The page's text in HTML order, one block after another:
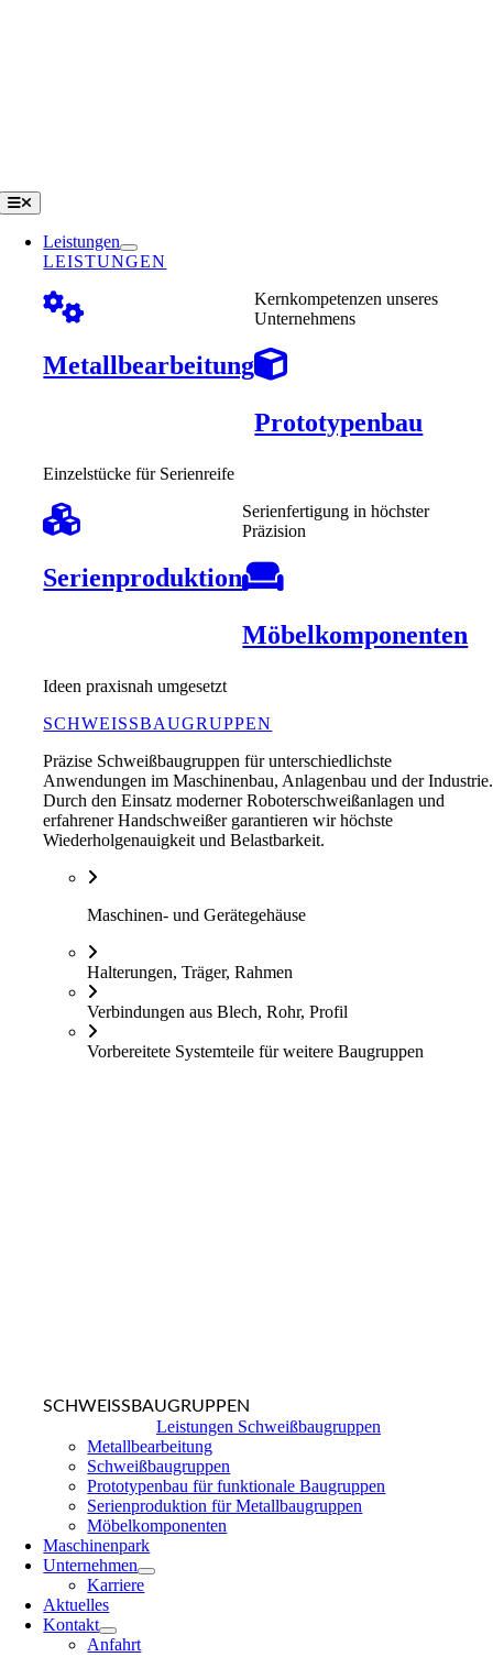
Toggle
Navigation
Leistungen
LEISTUNGEN
Metallbearbeitung
Kernkompetenzen unseres
Unternehmens
Prototypenbau
Einzelstücke für Serienreife
Serienproduktion
Serienfertigung in höchster
Präzision
Möbelkomponenten
Ideen praxisnah umgesetzt
SCHWEISSBAUGRUPPEN
Präzise Schweißbaugruppen für unterschiedlichste
Anwendungen im Maschinenbau, Anlagenbau und der Industrie.
Durch den Einsatz moderner Roboterschweißanlagen und
erfahrener Handschweißer garantieren wir höchste
Wiederholgenauigkeit und Belastbarkeit.
Maschinen- und Gerätegehäuse
Halterungen, Träger, Rahmen
Verbindungen aus Blech, Rohr, Profil
Vorbereitete Systemteile für weitere Baugruppen
SCHWEISSBAUGRUPPEN
Leistungen Schweißbaugruppen
Metallbearbeitung
Schweißbaugruppen
Prototypenbau für funktionale Baugruppen
Serienproduktion für Metallbaugruppen
Möbelkomponenten
Maschinenpark
Unternehmen
Karriere
Aktuelles
Kontakt
Anfahrt